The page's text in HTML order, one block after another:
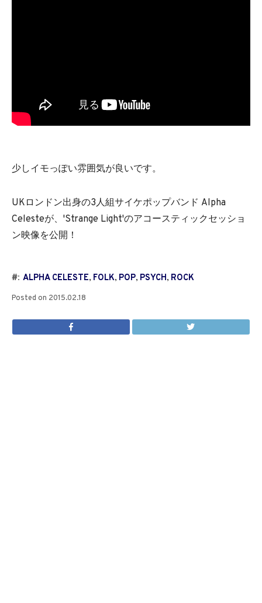
少しイモっぽい雰囲気が良いです。
UKロンドン出身の3人組サイケポップバンド Alpha
Celesteが、'Strange Light'のアコースティックセッショ
ン映像を公開！
#: ALPHA CELESTE, FOLK, POP, PSYCH, ROCK
Posted on 2015.02.18